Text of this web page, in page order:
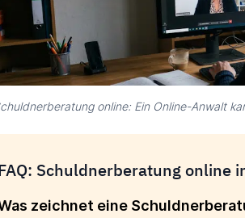
online: Ein Online-Anwalt
Schuldnerberatung online
zeichnet eine